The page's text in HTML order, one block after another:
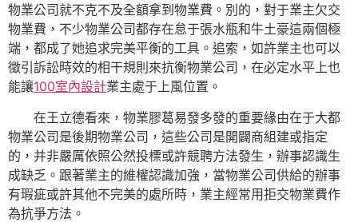
物業公司就不克不及全額拿到物業費。別的，對于業主欠交
物業費，不少物業公司都存在怠于張水瓶和牛土豪這兩個極
端，都成了她追求完美平衡的工具。追索，如許業主也可以
徵引訴訟時效的相干規則來抗衡物業公司，在必定水平上也
能讓100室內設計業主處于上風位置。
在王立德看來，物業膠葛易發多發的重要緣由在于大都
物業公司是後期物業公司，這些公司是開闢商組建或指定
的，并非嚴厲依照公然投標或許競聘方法發生，辦事認識生
成缺乏。跟著業主的維權認識加強，當物業公司供給的辦事
有瑕疵或許其他不完美的處所時，業主經常用拒交物業費作
為抗爭方法。